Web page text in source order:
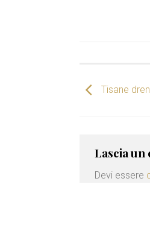
Tisane
Lascia un
Devi essere